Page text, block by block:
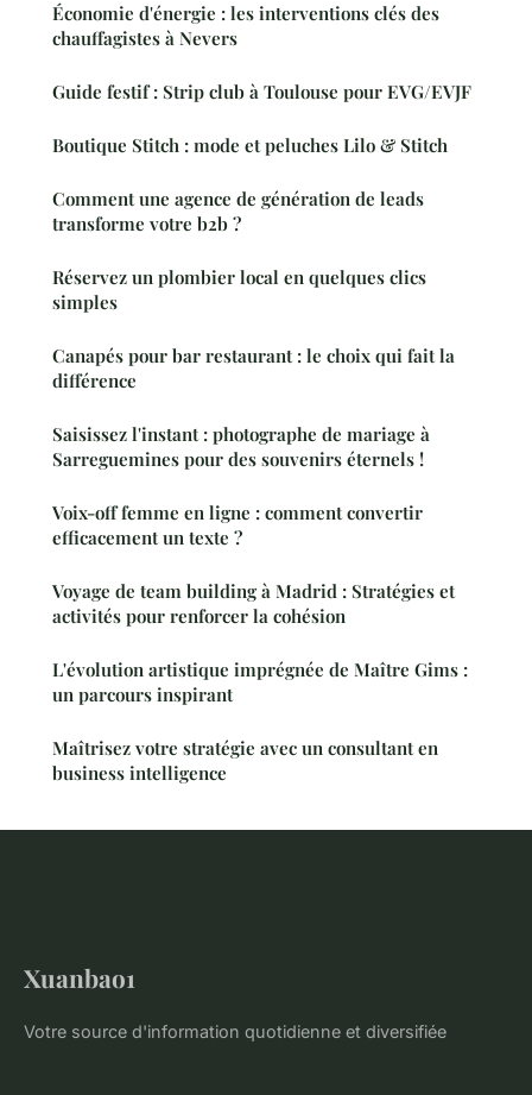
Économie d'énergie : les interventions clés des
chauffagistes à Nevers
Guide festif : Strip club à Toulouse pour EVG/EVJF
Boutique Stitch : mode et peluches Lilo & Stitch
Comment une agence de génération de leads
transforme votre b2b ?
Réservez un plombier local en quelques clics
simples
Canapés pour bar restaurant : le choix qui fait la
différence
Saisissez l'instant : photographe de mariage à
Sarreguemines pour des souvenirs éternels !
Voix-off femme en ligne : comment convertir
efficacement un texte ?
Voyage de team building à Madrid : Stratégies et
activités pour renforcer la cohésion
L'évolution artistique imprégnée de Maître Gims :
un parcours inspirant
Maîtrisez votre stratégie avec un consultant en
business intelligence
Xuanbao1
Votre source d'information quotidienne et diversifiée